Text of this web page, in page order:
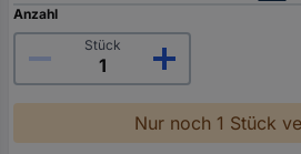
Anzahl
Stück
Nur noch 1 Stück